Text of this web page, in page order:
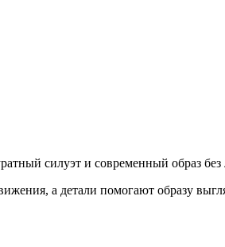
силуэт и современный образ
а детали помогают образу